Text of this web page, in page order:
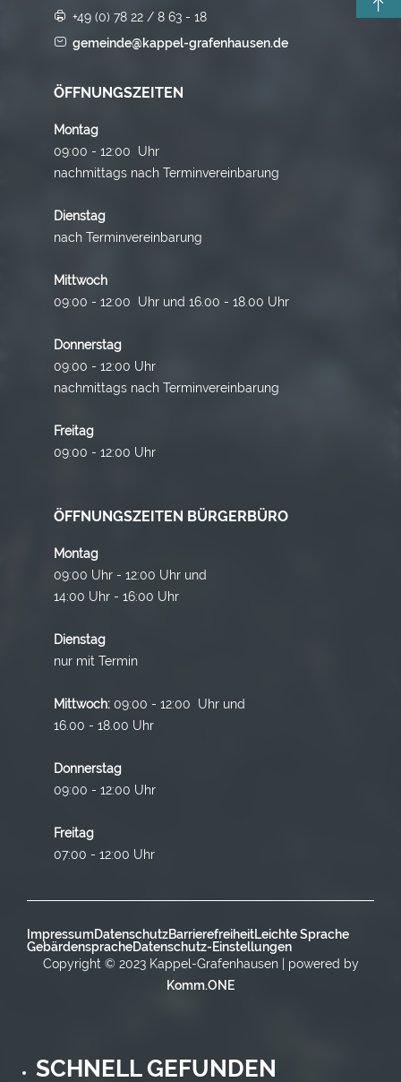
+49 (0) 78 22 / 8 63 - 18
gemeinde@kappel-grafenhausen.de
ÖFFNUNGSZEITEN
Montag
09:00 - 12:00 Uhr
nachmittags nach Terminvereinbarung
Dienstag
nach Terminvereinbarung
Mittwoch
09:00 - 12:00 Uhr und 16.00 - 18.00 Uhr
Donnerstag
09:00 - 12:00 Uhr
nachmittags nach Terminvereinbarung
Freitag
09:00 - 12:00 Uhr
ÖFFNUNGSZEITEN BÜRGERBÜRO
Montag
09:00 Uhr - 12:00 Uhr und
14:00 Uhr - 16:00 Uhr
Dienstag
nur mit Termin
Mittwoch: 09:00 - 12:00 Uhr und
16.00 - 18.00 Uhr
Donnerstag
09:00 - 12:00 Uhr
Freitag
07:00 - 12:00 Uhr
ImpressumDatenschutzBarrierefreiheitLeichte Sprache
GebärdenspracheDatenschutz-Einstellungen
Copyright © 2023 Kappel-Grafenhausen | powered by
Komm.ONE
SCHNELL GEFUNDEN